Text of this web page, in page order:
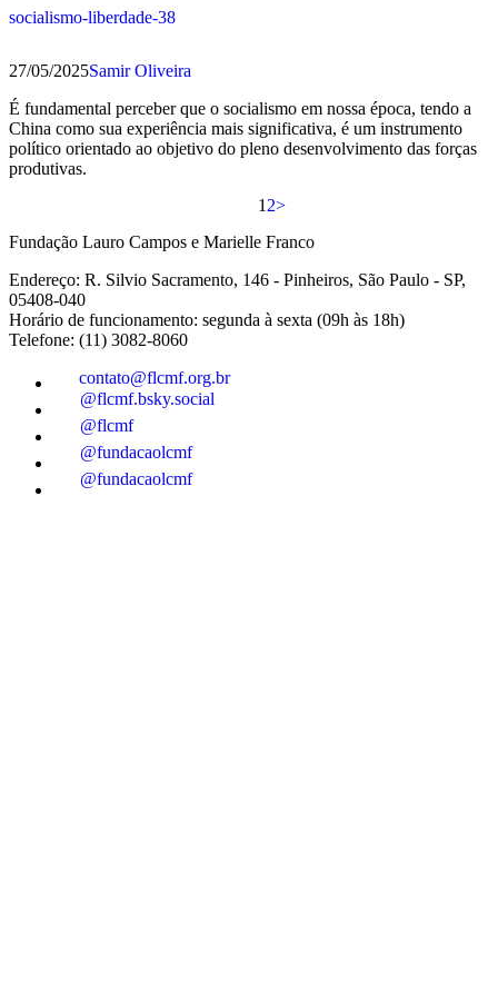
socialismo-liberdade-38
27/05/2025Samir Oliveira
É fundamental perceber que o socialismo em nossa época, tendo a
China como sua experiência mais significativa, é um instrumento
político orientado ao objetivo do pleno desenvolvimento das forças
produtivas.
1 2>
Fundação Lauro Campos e Marielle Franco
Endereço: R. Silvio Sacramento, 146 - Pinheiros, São Paulo - SP,
05408-040
Horário de funcionamento: segunda à sexta (09h às 18h)
Telefone: (11) 3082-8060
contato@flcmf.org.br
@flcmf.bsky.social
@flcmf
@fundacaolcmf
@fundacaolcmf